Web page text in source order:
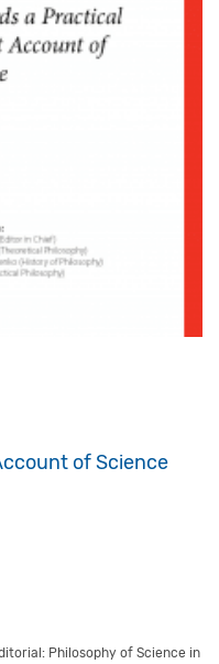
of Science
Philosophy of Science in